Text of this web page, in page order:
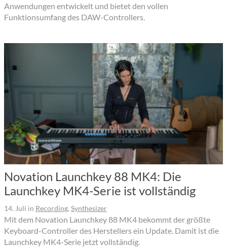
Anwendungen entwickelt und bietet den vollen
Funktionsumfang des DAW-Controllers.
Novation Launchkey 88 MK4: Die
Launchkey MK4-Serie ist vollständig
14. Juli in Recording, Synthesizer
Mit dem Novation Launchkey 88 MK4 bekommt der größte
Keyboard-Controller des Herstellers ein Update. Damit ist die
Launchkey MK4-Serie jetzt vollständig.